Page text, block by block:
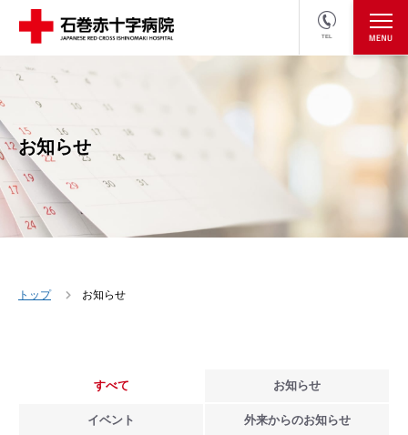
TEL
医療関係者の方
お知らせ
トップ お知らせ
すべて お知らせ
イベント 外来からのお知らせ